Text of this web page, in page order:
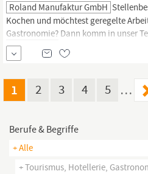
Roland Manufaktur GmbH
Kochen und möchtest geregelte
Gastronomie? Dann komm in unser
Küchenpräsentationen und Live-
Harpstedt eine engagierte
Menschen. Start :
1 2 3 4 5 …
Berufe & Begriffe
+ Alle
+ Tourismus, Hotellerie,